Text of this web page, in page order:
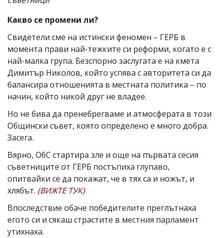
Какво се промени ли?
Свидетели сме на истински феномен – ГЕРБ в
момента прави най-тежките си реформи, когато е с
най-малка група. Безспорно заслугата е на кмета
Димитър Николов, който успява с авторитета си да
балансира отношенията в местната политика – по
начин, който никой друг не владее.
Но не бива да пренебрегваме и атмосферата в този
Общински съвет, която определено е много добра.
Засега.
Вярно, ОбС стартира зле и още на първата сесия
съветниците от ГЕРБ постъпиха глупаво,
опитвайки се да покажат, че в тях са и ножът, и
хлябът. (ВИЖТЕ ТУК)
Впоследствие обаче победителите преглътнаха
егото си и сякаш страстите в местния парламент
утихнаха.